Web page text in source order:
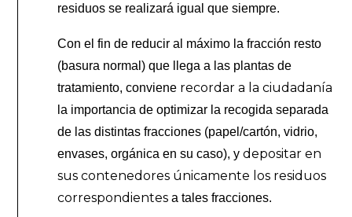
residuos se realizará igual que siempre.
Con el fin de reducir al máximo la fracción resto
(basura normal) que llega a las plantas de
tratamiento, conviene recordar a la ciudadanía
la importancia de optimizar la recogida separada
de las distintas fracciones (papel/cartón, vidrio,
envases, orgánica en su caso), ydepositar en
sus contenedores únicamente los residuos
correspondientes a tales fracciones.